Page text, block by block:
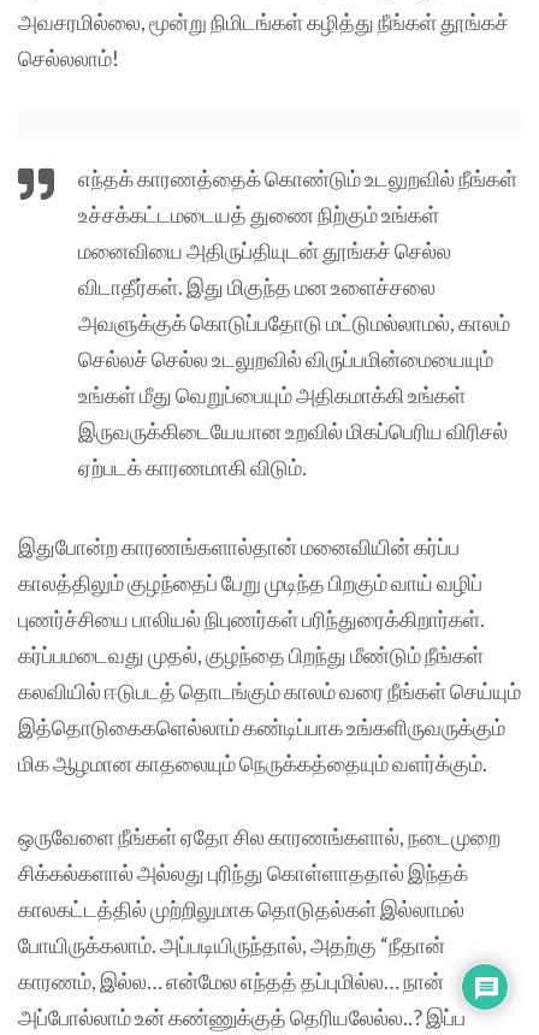
அவசரமில்லை, மூன்று நிமிடங்கள் கழித்து நீங்கள் தூங்கச்
செல்லலாம்!
எந்தக் காரணத்தைக் கொண்டும் உடலுறவில் நீங்கள்
உச்சக்கட்டமடையத் துணை நிற்கும் உங்கள்
மனைவியை அதிருப்தியுடன் தூங்கச் செல்ல
விடாதீர்கள். இது மிகுந்த மன உளைச்சலை
அவளுக்குக் கொடுப்பதோடு மட்டுமல்லாமல், காலம்
செல்லச் செல்ல உடலுறவில் விருப்பமின்மையையும்
உங்கள் மீது வெறுப்பையும் அதிகமாக்கி உங்கள்
இருவருக்கிடையேயான உறவில் மிகப்பெரிய விரிசல்
ஏற்படக் காரணமாகி விடும்.
இதுபோன்ற காரணங்களால்தான் மனைவியின் கர்ப்ப
காலத்திலும் குழந்தைப் பேறு முடிந்த பிறகும் வாய் வழிப்
புணர்ச்சியை பாலியல் நிபுணர்கள் பரிந்துரைக்கிறார்கள்.
கர்ப்பமடைவது முதல், குழந்தை பிறந்து மீண்டும் நீங்கள்
கலவியில் ஈடுபடத் தொடங்கும் காலம் வரை நீங்கள் செய்யும்
இத்தொடுகைகளெல்லாம் கண்டிப்பாக உங்களிருவருக்கும்
மிக ஆழமான காதலையும் நெருக்கத்தையும் வளர்க்கும்.
ஒருவேளை நீங்கள் ஏதோ சில காரணங்களால், நடைமுறை
சிக்கல்களால் அல்லது புரிந்து கொள்ளாததால் இந்தக்
காலகட்டத்தில் முற்றிலுமாக தொடுதல்கள் இல்லாமல்
போயிருக்கலாம். அப்படியிருந்தால், அதற்கு “நீதான்
காரணம், இல்ல… என்மேல எந்தத் தப்புமில்ல… நான்
அப்போல்லாம் உன் கண்ணுக்குத் தெரியலேல்ல..? இப்ப